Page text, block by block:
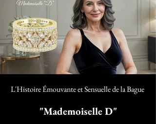
L'Histoire Émouvante et Sensuelle de la Bague
"Mademoiselle D"